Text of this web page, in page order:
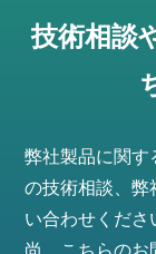
技術相談
弊社製品に関す
の技術相談、弊
い合わせくださ
尚、こちらのお